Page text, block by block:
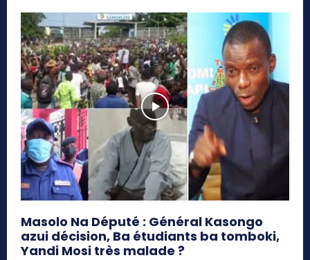
Masolo Na Député : Général Kasongo
azui décision, Ba étudiants ba tomboki,
Yandi Mosi très malade ?